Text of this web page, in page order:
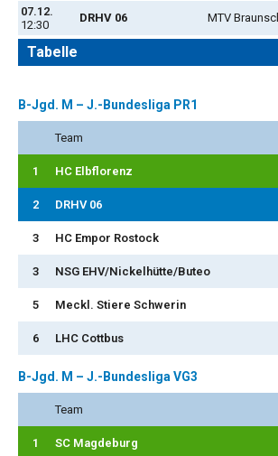
07.12.
12:30
DRHV 06 MTV
Tabelle
B-Jgd. M – J.-Bundesliga PR1
Team
1 HC Elbflorenz
2 DRHV 06
3 HC Empor Rostock
3 NSG EHV/Nickelhütte/Buteo
5 Meckl. Stiere Schwerin
6 LHC Cottbus
B-Jgd. M – J.-Bundesliga VG3
Team
1 SC Magdeburg